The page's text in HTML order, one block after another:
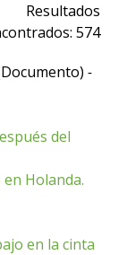
Resultados
574
-
del
Holanda.
en la cinta